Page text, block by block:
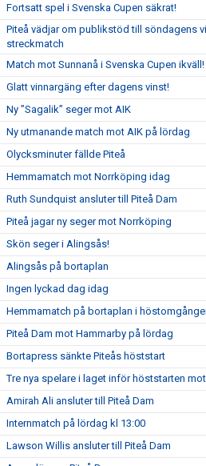
Fortsatt spel i Svenska Cupen säkrat!
Piteå vädjar om publikstöd till söndagens
streckmatch
Match mot Sunnanå i Svenska Cupen ikväll!
Glatt vinnargäng efter dagens vinst!
Ny ”Sagalik” seger mot AIK
Ny utmanande match mot AIK på lördag
Olycksminuter fällde Piteå
Hemmamatch mot Norrköping idag
Ruth Sundquist ansluter till Piteå Dam
Piteå jagar ny seger mot Norrköping
Skön seger i Alingsås!
Alingsås på bortaplan
Ingen lyckad dag idag
Hemmamatch på bortaplan i
Piteå Dam mot Hammarby på lördag
Bortapress sänkte Piteås höststart
Tre nya spelare i laget inför höststarten
Amirah Ali ansluter till Piteå Dam
Internmatch på lördag kl 13:00
Lawson Willis ansluter till Piteå Dam